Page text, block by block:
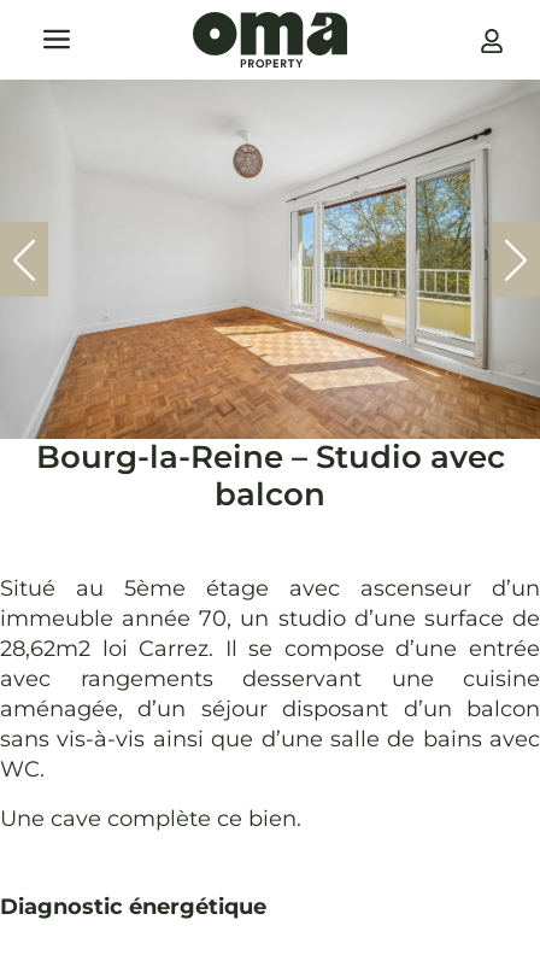
Bourg-la-Reine – Studio avec
balcon
Situé au 5ème étage avec ascenseur d’un
immeuble année 70, un studio d’une surface de
28,62m2 loi Carrez. Il se compose d’une entrée
avec rangements desservant une cuisine
aménagée, d’un séjour disposant d’un balcon
sans vis-à-vis ainsi que d’une salle de bains avec
WC.
Une cave complète ce bien.
Diagnostic énergétique